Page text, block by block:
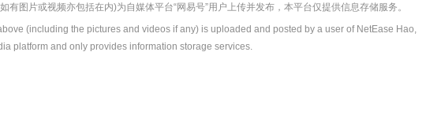
有图片或视频亦包括在内)为自媒体平台“网易号”用户上传并发布，本平台仅提供信息存储服务。
(including the pictures and videos if any) is uploaded and posted by a user of NetEase Hao,
platform and only provides information storage services.